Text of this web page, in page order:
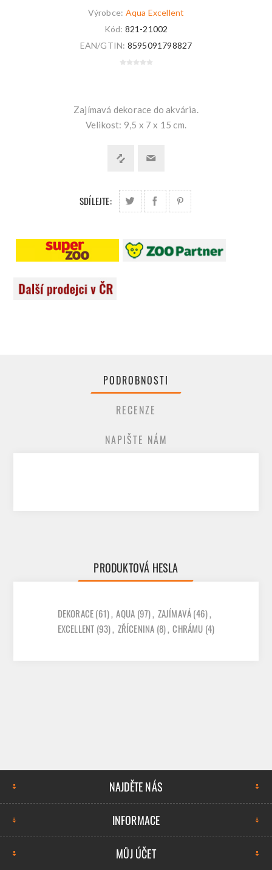
Výrobce: Aqua Excellent
Kód: 821-21002
EAN/GTIN: 8595091798827
Zajímavá dekorace do akvária.
Velikost: 9,5 x 7 x 15 cm.
SDÍLEJTE:
PODROBNOSTI
RECENZE
NAPIŠTE NÁM
PRODUKTOVÁ HESLA
DEKORACE(61), AQUA (97), ZAJÍMAVÁ(46),
EXCELLENT (93), ZŘÍCENINA (8), CHRÁMU (4)
NAJDĚTE NÁS
INFORMACE
MŮJ ÚČET